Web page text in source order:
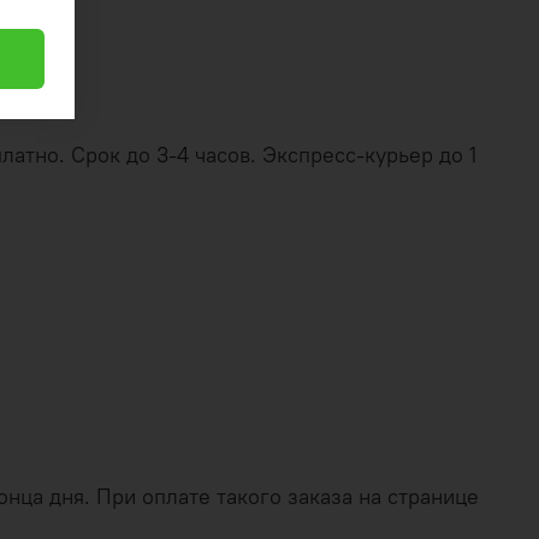
Срок до 3-4 часов. Экспресс-курьер до 1
дня. При оплате такого заказа на странице